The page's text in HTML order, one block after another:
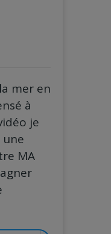
mer en
à
je
une
MA